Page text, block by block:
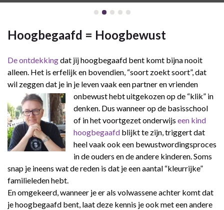
Hoogbegaafd = Hoogbewust
De ontdekkingdat jij hoogbegaafd bent komt bijna nooit
alleen. Het is erfelijk en bovendien, “soort zoekt soort”, dat
wil zeggen dat je in je leven vaak een partner en vrienden
onbewust hebt uitgekozen op de “klik” in
denken. Dus wanneer op de basisschool
of in het voortgezet onderwijs een kind
hoogbegaafd blijkt te zijn, triggert dat
heel vaak ook een bewustwordingsproces
in de ouders en de andere kinderen. Soms
snap je ineens wat de reden is dat je een aantal “kleurrijke”
familieleden hebt.
En omgekeerd, wanneer je er als volwassene achter komt dat
je hoogbegaafd bent, laat deze kennis je ook met een andere